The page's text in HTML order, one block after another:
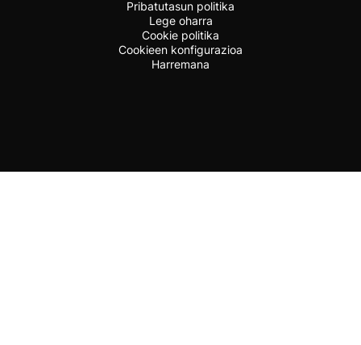
Pribatutasun politika
Lege oharra
Cookie politika
Cookieen konfigurazioa
Harremana